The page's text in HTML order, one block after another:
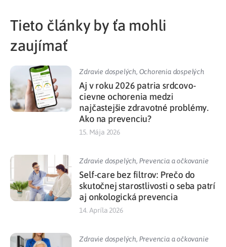
Tieto články by ťa mohli
zaujímať
Zdravie dospelých, Ochorenia dospelých
Aj v roku 2026 patria srdcovo-
cievne ochorenia medzi
najčastejšie zdravotné problémy.
Ako na prevenciu?
15. Mája 2026
Zdravie dospelých, Prevencia a očkovanie
Self-care bez filtrov: Prečo do
skutočnej starostlivosti o seba patrí
aj onkologická prevencia
14. Apríla 2026
Zdravie dospelých, Prevencia a očkovanie